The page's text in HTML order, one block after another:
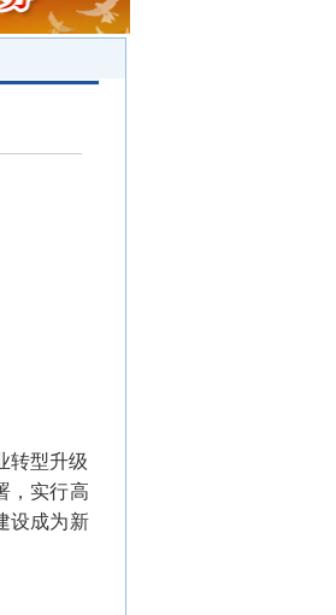
转型升级
，实行高
设成为新